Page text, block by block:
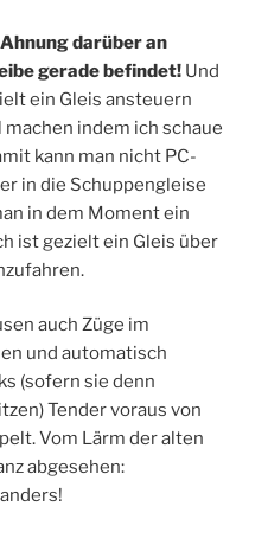
darüber an
gerade befindet! Und
ein Gleis ansteuern
indem ich schaue
kann man nicht PC-
in die Schuppengleise
in dem Moment ein
ist gezielt ein Gleis über
auch Züge im
und automatisch
(sofern sie denn
Tender voraus von
Vom Lärm der alten
abgesehen: